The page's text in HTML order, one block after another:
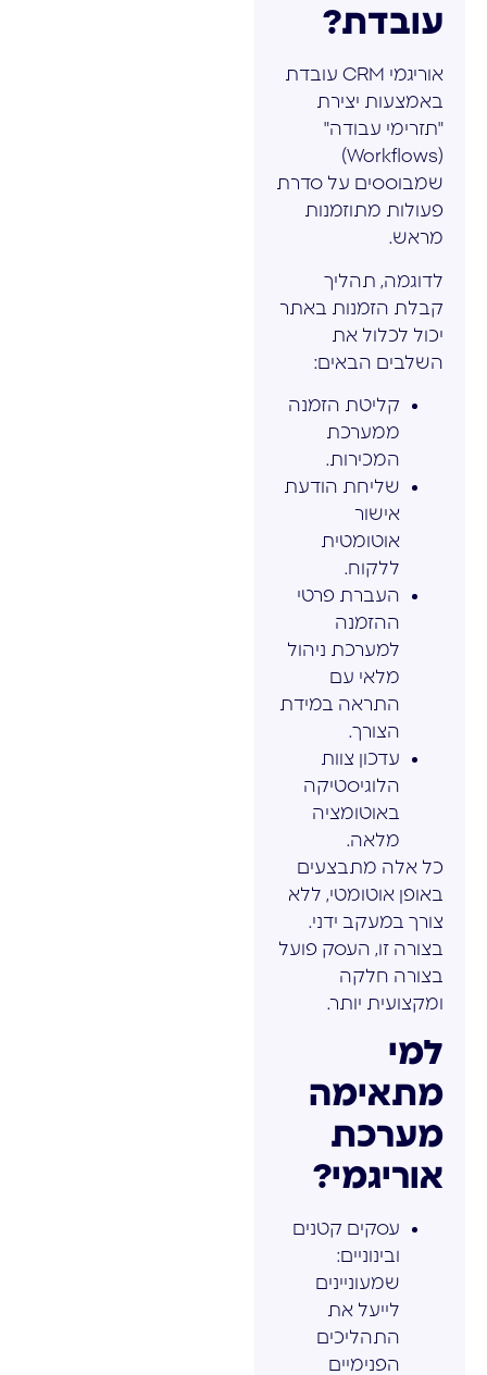
עובדת?
אוריגמי CRM עובדת
באמצעות יצירת
"תזרימי עבודה"
(Workflows)
שמבוססים על סדרת
פעולות מתוזמנות
מראש.
לדוגמה, תהליך
קבלת הזמנות באתר
יכול לכלול את
השלבים הבאים:
קליטת הזמנה
ממערכת
המכירות.
שליחת הודעת
אישור
אוטומטית
ללקוח.
העברת פרטי
ההזמנה
למערכת ניהול
מלאי עם
התראה במידת
הצורך.
עדכון צוות
הלוגיסטיקה
באוטומציה
מלאה.
כל אלה מתבצעים
באופן אוטומטי, ללא
צורך במעקב ידני.
בצורה זו, העסק פועל
בצורה חלקה
ומקצועית יותר.
למי
מתאימה
מערכת
אוריגמי?
עסקים קטנים
ובינוניים:
שמעוניינים
לייעל את
התהליכים
הפנימיים